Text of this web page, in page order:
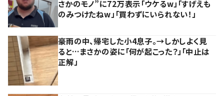
さかのモノ”に72万表示「ウケるw」「すげえも
のみつけたねw」「買わずにいられない！」
豪雨の中、帰宅した小4息子。→しかしよく見
ると…まさかの姿に「何が起こった？」「中止は
正解」